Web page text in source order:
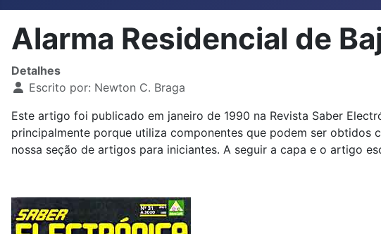
Alarma Residencial de
Detalhes
Escrito por: Newton C. Braga
Este artigo foi publicado em janeiro de 1990 na Revista Saber
principalmente porque utiliza componentes que podem ser obtidos
nossa seção de artigos para iniciantes. A seguir a capa e o artigo